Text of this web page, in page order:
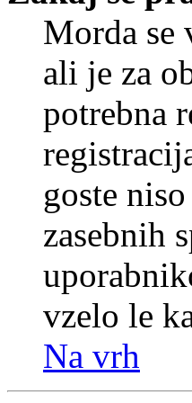
Morda se
ali je za
potrebna
goste
zasebnih
vzelo le
Na vrh